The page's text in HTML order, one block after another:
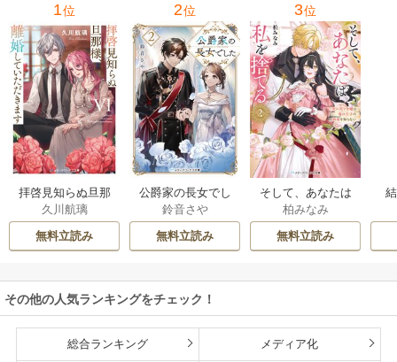
1位
拝啓見知らぬ旦那
様、離婚していた
だきます
久川航璃
無料立読み
2位
公爵家の長女でし
た
鈴音さや
無料立読み
3位
そして、あなたは
私を捨てる
柏みなみ
無料立読み
その他の人気ランキングをチェック！
総合ランキング メディア化